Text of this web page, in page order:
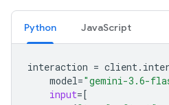
Python JavaScript
interaction = client .
model="gemini-3.6-
input=[